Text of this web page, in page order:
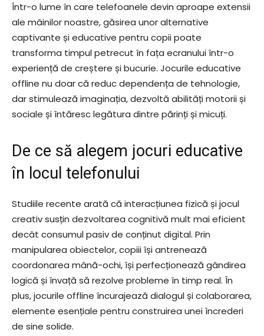
Într-o lume în care telefoanele devin aproape extensii
ale mâinilor noastre, găsirea unor alternative
captivante și educative pentru copii poate
transforma timpul petrecut în fața ecranului într-o
experiență de creștere și bucurie. Jocurile educative
offline nu doar că reduc dependența de tehnologie,
dar stimulează imaginația, dezvoltă abilități motorii și
sociale și întăresc legătura dintre părinți și micuți.
De ce să alegem jocuri educative
în locul telefonului
Studiile recente arată că interacțiunea fizică și jocul
creativ susțin dezvoltarea cognitivă mult mai eficient
decât consumul pasiv de conținut digital. Prin
manipularea obiectelor, copiii își antrenează
coordonarea mână-ochi, își perfecționează gândirea
logică și învață să rezolve probleme în timp real. În
plus, jocurile offline încurajează dialogul și colaborarea,
elemente esențiale pentru construirea unei încrederi
de sine solide.